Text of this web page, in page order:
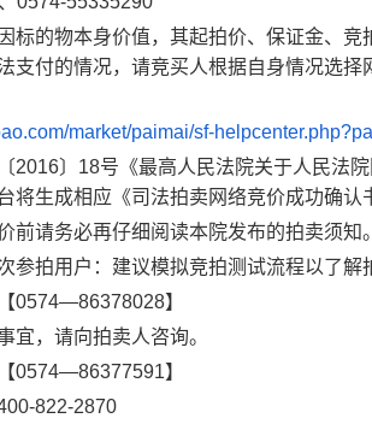
标的物本身价值，其起拍价、保证金、
支付的情况，请竞买人根据自身情况选
market/paimai/sf-
2016〕18号《最高人民法院关于人民法
将生成相应《司法拍卖网络竞价成功确
前请务必再仔细阅读本院发布的拍卖须知
参拍用户：建议模拟竞拍测试流程以了解
0574—86378028】
宜，请向拍卖人咨询。
0574—86377591】
822-2870